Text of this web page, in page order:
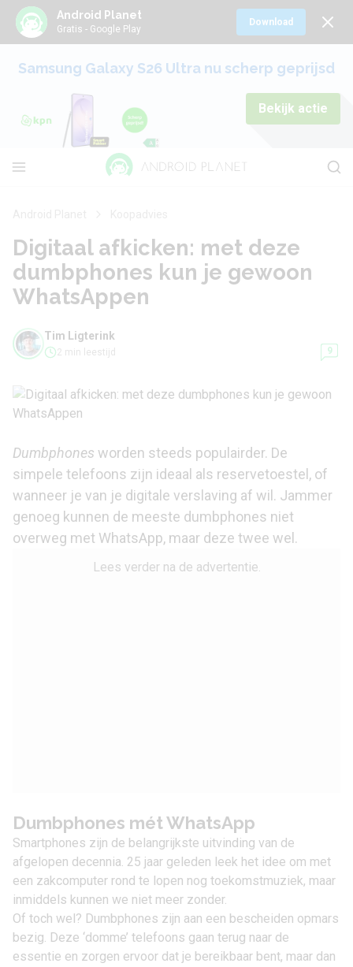
Android Planet
Gratis - Google Play
Download
Samsung Galaxy S26 Ultra nu scherp geprijsd
Bekijk actie
Digitaal afkicken: met deze
dumbphones kun je gewoon
WhatsAppen
Tim Ligterink
2 min leestijd 9
Dumbphones worden steeds populairder. De
simpele telefoons zijn ideaal als reservetoestel, of
wanneer je van je digitale verslaving af wil. Jammer
genoeg kunnen de meeste dumbphones niet
overweg met WhatsApp, maar deze twee wel.
Lees verder na de advertentie.
Dumbphones mét WhatsApp
Smartphones zijn de belangrijkste uitvinding van de
afgelopen decennia. 25 jaar geleden leek het idee om met
een zakcomputer rond te lopen nog toekomstmuziek, maar
inmiddels kunnen we niet meer zonder.
Of toch wel? Dumbphones zijn aan een bescheiden opmars
bezig. Deze ‘domme’ telefoons gaan terug naar de
essentie en zorgen ervoor dat je bereikbaar bent, maar dan